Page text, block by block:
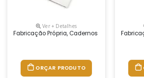
Ver + Detalhes
Fabricação Própria, Cadernos
ORÇAR PRODUTO